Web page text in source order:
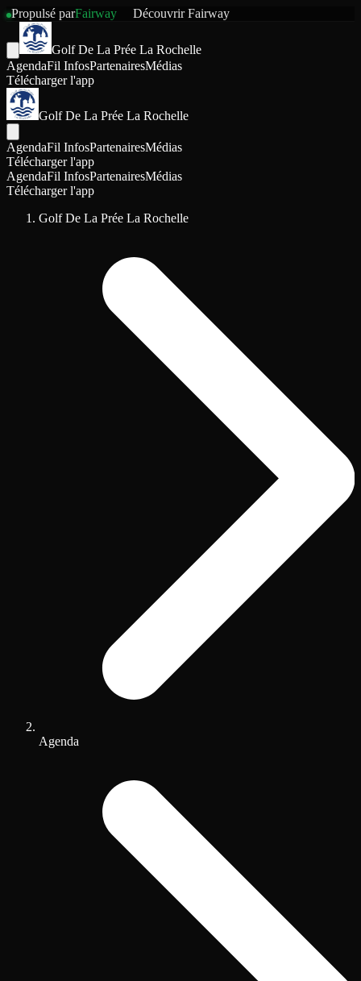
Propulsé parFairway DécouvrirFairway
Golf De La Prée La Rochelle
AgendaFil InfosPartenairesMédias
Télécharger l'app
Golf De La Prée La Rochelle
AgendaFil InfosPartenairesMédias
Télécharger l'app
AgendaFil InfosPartenairesMédias
Télécharger l'app
Golf De La Prée La Rochelle
Agenda